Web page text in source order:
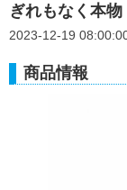
ぎれもなく本
2023-12-19
商品情報